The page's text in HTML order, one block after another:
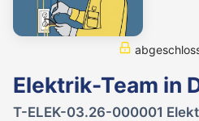
Elektrik-Team in
T-ELEK-03.26-000001